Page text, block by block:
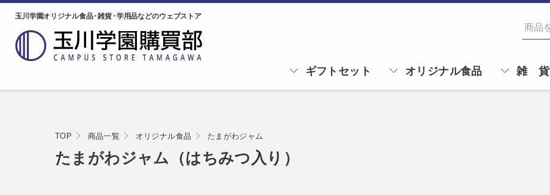
玉川学園オリジナル食品・雑貨・学用品などのウェブストア
ギフトセット オリジナル食品 雑 貨
TOP 商品一覧 オリジナル食品 たまがわジャム
たまがわジャム（はちみつ入り）